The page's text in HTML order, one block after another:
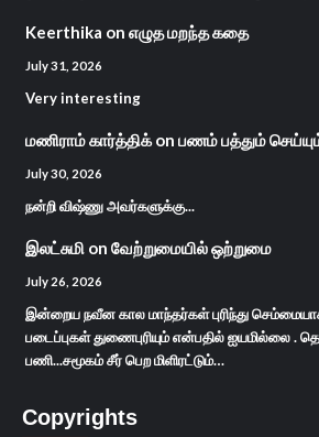
Keerthika on எழுத மறந்த கதை
July 31, 2026
Very interesting
மணிராம் கார்த்திக்on பணம் பத்தும்
July 30, 2026
நன்றி விஷ்ணு அவர்களுக்கு...
இலட்சுமி on வேற்றுமையில் ஒற்றுமை
July 26, 2026
இன்றைய நவீன கால மாந்தர்கள் புரிந்து
படைப்புகள் துணைபுரியும் என்பதில் ஐயமில்லை
பணி...சமூகம் சீர் பெற மிளிரட்டும்…
Copyrights